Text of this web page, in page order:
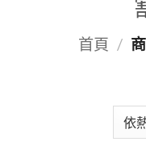
首頁 /